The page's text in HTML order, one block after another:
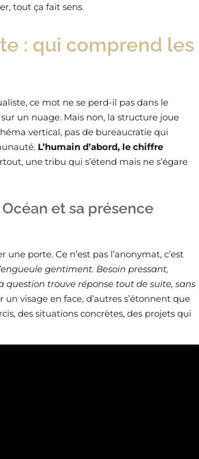
tout ça fait sens.
: qui comprend les
ce mot ne se perd-il pas dans le
un nuage. Mais non, la structure joue
vertical, pas de bureaucratie qui
L’humain d’abord, le chiffre
une tribu qui s’étend mais ne s’égare
et sa présence
porte. Ce n’est pas l’anonymat, c’est
gentiment. Besoin pressant,
trouve réponse tout de suite, sans
visage en face, d’autres s’étonnent que
des situations concrètes, des projets qui